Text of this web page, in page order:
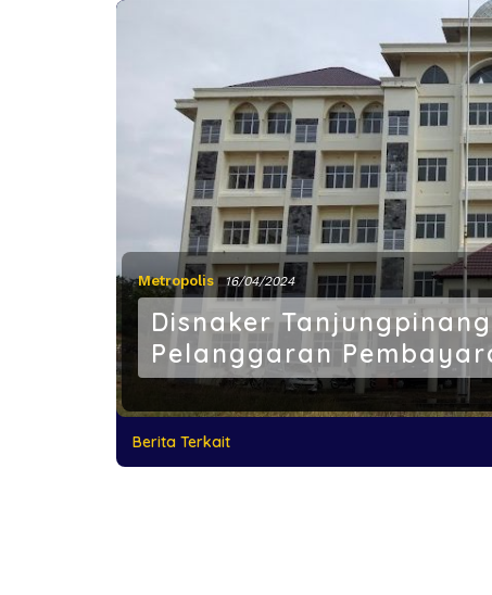
Metropolis 16/04/2024
Disnaker
Pelanggaran
Berita Terkait